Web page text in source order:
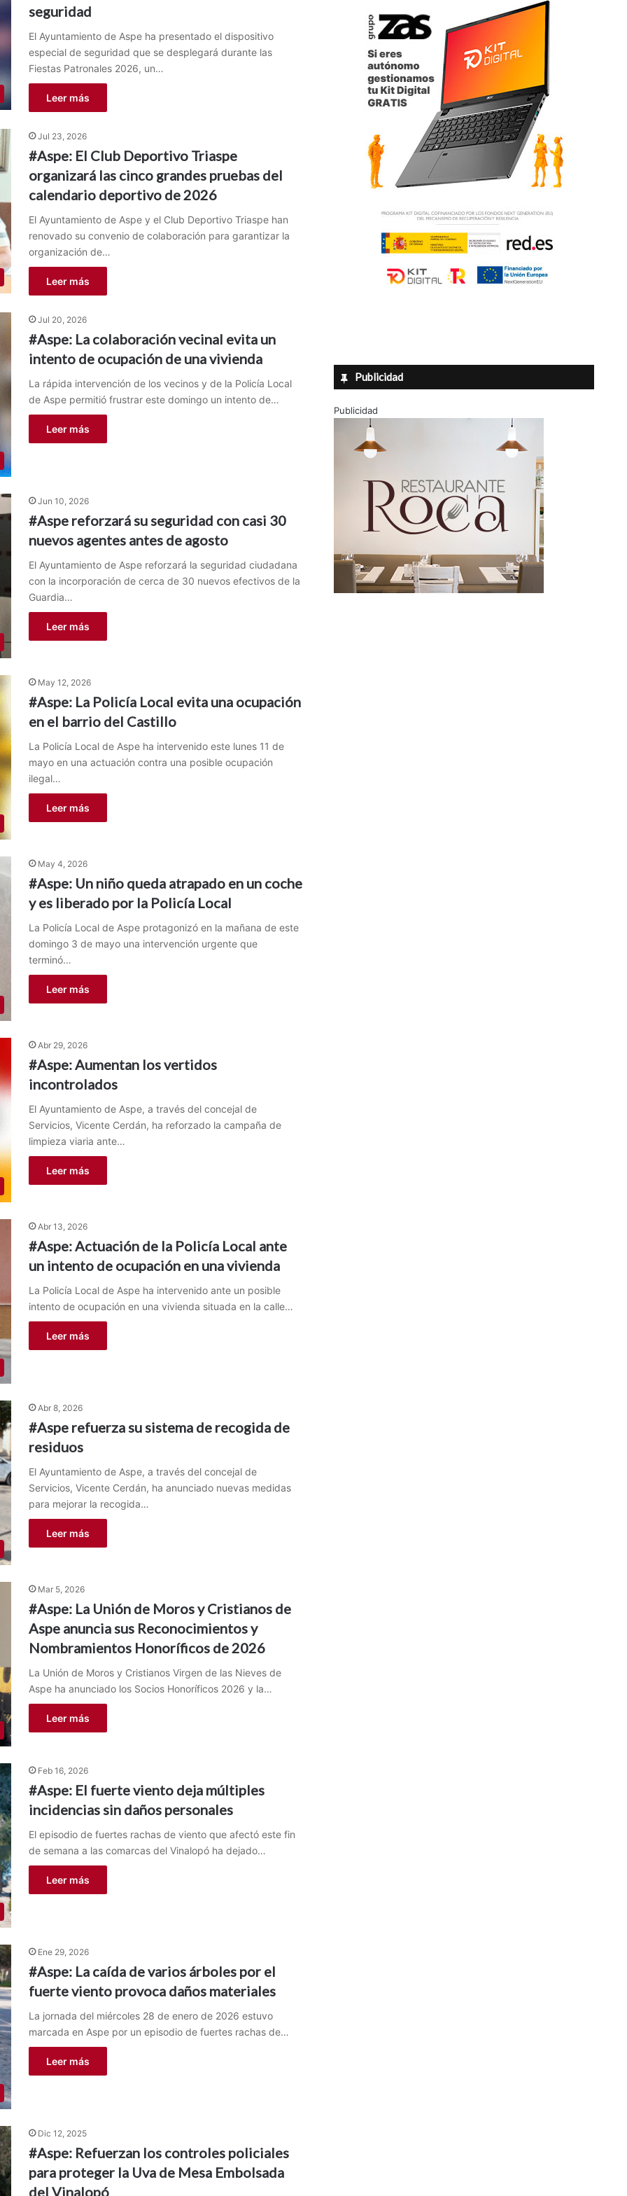
seguridad
El Ayuntamiento de Aspe ha presentado el dispositivo
especial de seguridad que se desplegará durante las
Fiestas Patronales 2026, un…
Leer más
Jul 23, 2026
#Aspe: El Club Deportivo Triaspe
organizará las cinco grandes pruebas del
calendario deportivo de 2026
El Ayuntamiento de Aspe y el Club Deportivo Triaspe han
renovado su convenio de colaboración para garantizar la
organización de…
Leer más
Jul 20, 2026
#Aspe: La colaboración vecinal evita un
intento de ocupación de una vivienda
La rápida intervención de los vecinos y de la Policía Local
de Aspe permitió frustrar este domingo un intento de…
Leer más
Jun 10, 2026
#Aspe reforzará su seguridad con casi 30
nuevos agentes antes de agosto
El Ayuntamiento de Aspe reforzará la seguridad ciudadana
con la incorporación de cerca de 30 nuevos efectivos de la
Guardia…
Leer más
May 12, 2026
#Aspe: La Policía Local evita una ocupación
en el barrio del Castillo
La Policía Local de Aspe ha intervenido este lunes 11 de
mayo en una actuación contra una posible ocupación
ilegal…
Leer más
May 4, 2026
#Aspe: Un niño queda atrapado en un coche
y es liberado por la Policía Local
La Policía Local de Aspe protagonizó en la mañana de este
domingo 3 de mayo una intervención urgente que
terminó…
Leer más
Abr 29, 2026
#Aspe: Aumentan los vertidos
incontrolados
El Ayuntamiento de Aspe, a través del concejal de
Servicios, Vicente Cerdán, ha reforzado la campaña de
limpieza viaria ante…
Leer más
Abr 13, 2026
#Aspe: Actuación de la Policía Local ante
un intento de ocupación en una vivienda
La Policía Local de Aspe ha intervenido ante un posible
intento de ocupación en una vivienda situada en la calle…
Leer más
Abr 8, 2026
#Aspe refuerza su sistema de recogida de
residuos
El Ayuntamiento de Aspe, a través del concejal de
Servicios, Vicente Cerdán, ha anunciado nuevas medidas
para mejorar la recogida…
Leer más
Mar 5, 2026
#Aspe: La Unión de Moros y Cristianos de
Aspe anuncia sus Reconocimientos y
Nombramientos Honoríficos de 2026
La Unión de Moros y Cristianos Virgen de las Nieves de
Aspe ha anunciado los Socios Honoríficos 2026 y la…
Leer más
Feb 16, 2026
#Aspe: El fuerte viento deja múltiples
incidencias sin daños personales
El episodio de fuertes rachas de viento que afectó este fin
de semana a las comarcas del Vinalopó ha dejado…
Leer más
Ene 29, 2026
#Aspe: La caída de varios árboles por el
fuerte viento provoca daños materiales
La jornada del miércoles 28 de enero de 2026 estuvo
marcada en Aspe por un episodio de fuertes rachas de…
Leer más
Dic 12, 2025
#Aspe: Refuerzan los controles policiales
para proteger la Uva de Mesa Embolsada
del Vinalopó
Publicidad
Publicidad